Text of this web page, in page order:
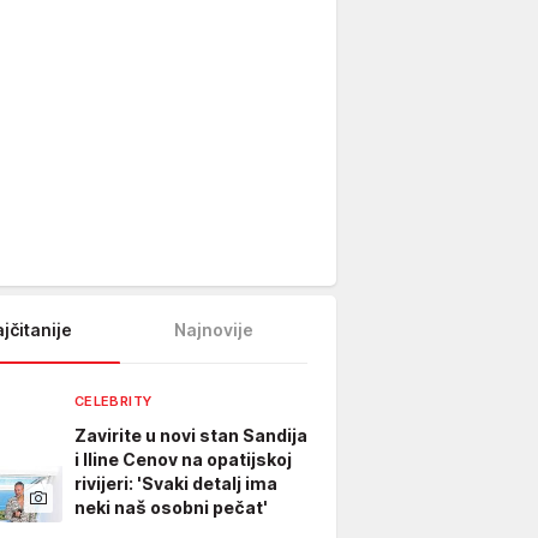
Najnovije
CELEBRITY
Zavirite u novi stan Sandija
i Iline Cenov na opatijskoj
rivijeri: 'Svaki detalj ima
neki naš osobni pečat'